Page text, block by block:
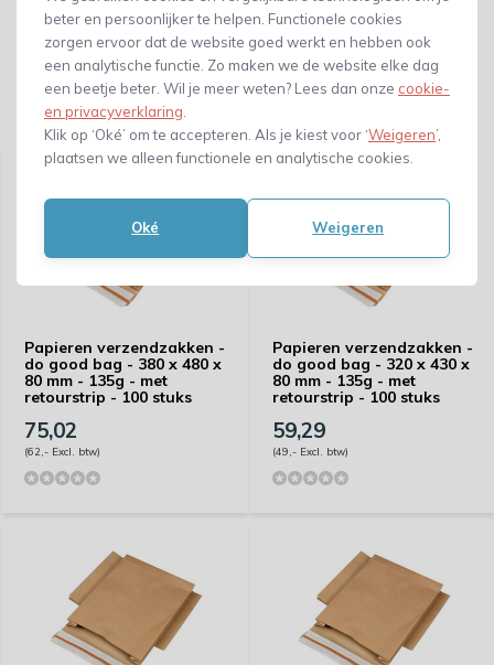
beter en persoonlijker te helpen. Functionele cookies
zorgen ervoor dat de website goed werkt en hebben ook
een analytische functie. Zo maken we de website elke dag
een beetje beter. Wil je meer weten? Lees dan onze cookie-
en privacyverklaring
Klik op ‘Oké’ om te accepteren. Als je kiest voor ‘Weigeren’,
plaatsen we alleen functionele en analytische cookies.
Oké Weigeren
Gerelateerde producten
Papieren verzendzakken -
do good bag - 380 x 480 x
80 mm - 135g - met
retourstrip - 100 stuks
75,02
(62,- Excl. btw)
Papieren verzendzakken -
do good bag - 320 x 430 x
80 mm - 135g - met
retourstrip - 100 stuks
59,29
(49,- Excl. btw)